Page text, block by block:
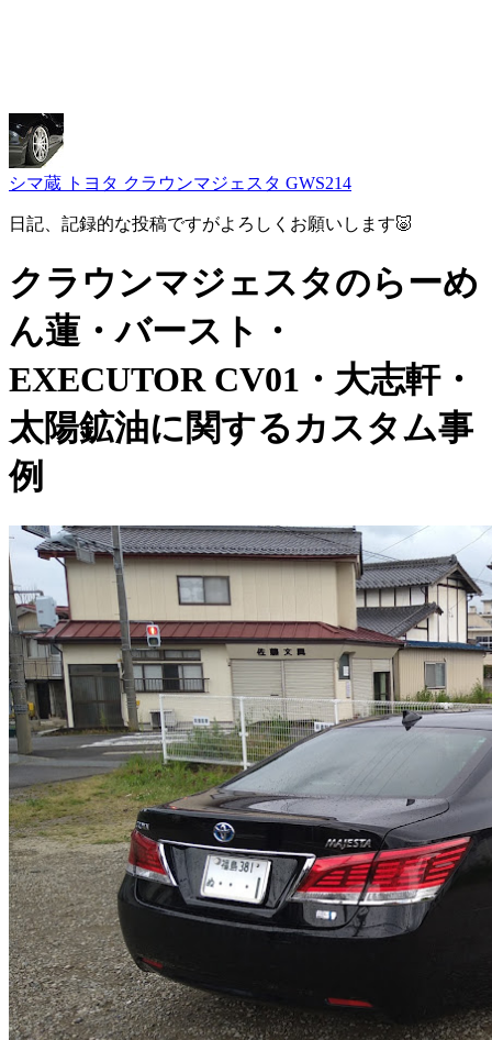
シマ蔵 トヨタ クラウンマジェスタ GWS214
日記、記録的な投稿ですがよろしくお願いします🐷
クラウンマジェスタのらーめ
ん蓮・バースト・
EXECUTOR CV01・大志軒・
太陽鉱油に関するカスタム事
例